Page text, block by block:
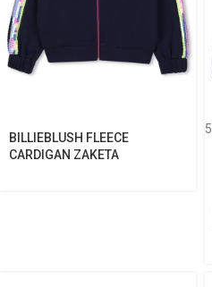
BILLIEBLUSH FLEECE
CARDIGAN ΖΑΚΕΤΑ